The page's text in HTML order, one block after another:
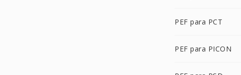
PEF para PCT
PEF para PICON